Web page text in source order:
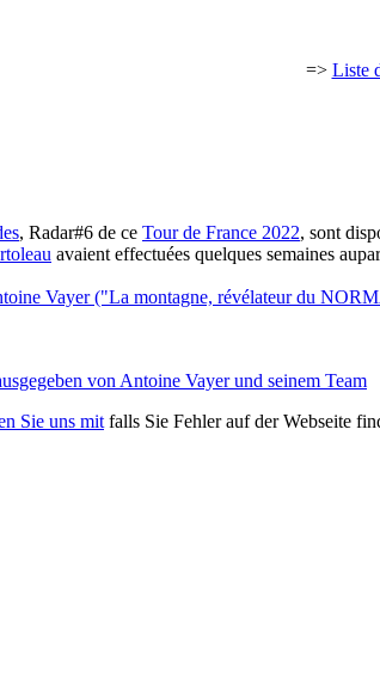
=> Liste
, Radar#6 de ce Tour de France 2022, sont
avaient effectuées quelques semaines
Vayer ("La montagne, révélateur du
von Antoine Vayer und seinem Team
Sie uns mit falls Sie Fehler auf der Webseite